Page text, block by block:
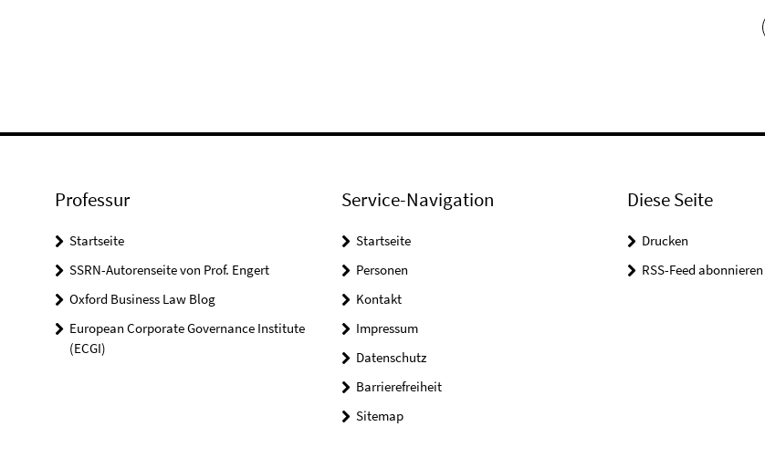
Professur
Startseite
SSRN-Autorenseite von Prof. Engert
Oxford Business Law Blog
European Corporate Governance Institute
(ECGI)
Service-Navigation
Startseite
Personen
Kontakt
Impressum
Datenschutz
Barrierefreiheit
Sitemap
Diese Seite
Drucken
RSS-Feed abonnieren